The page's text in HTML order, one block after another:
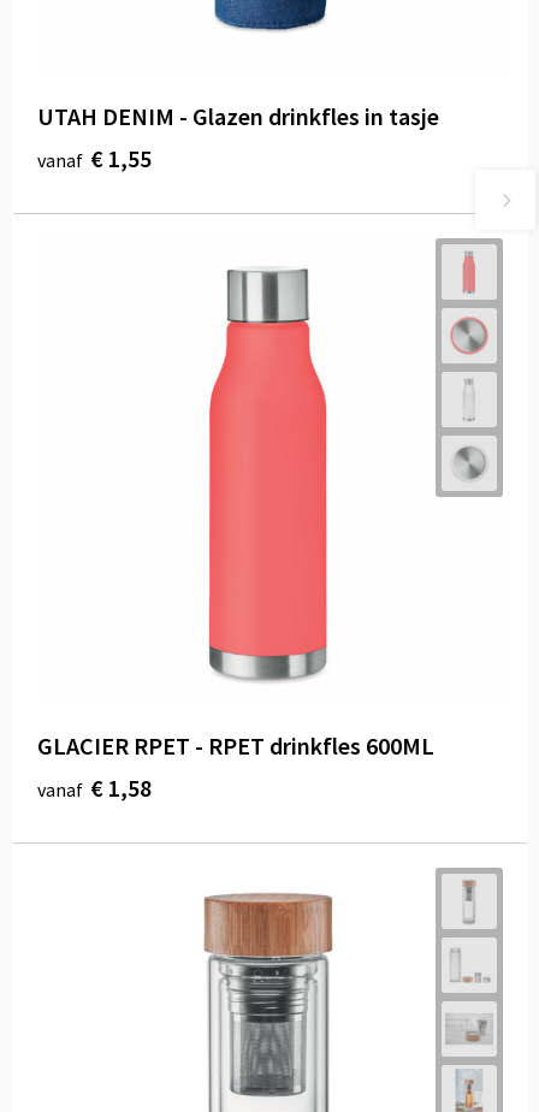
UTAH DENIM - Glazen drinkfles in tasje
vanaf € 1,55
GLACIER RPET - RPET drinkfles 600ML
vanaf € 1,58